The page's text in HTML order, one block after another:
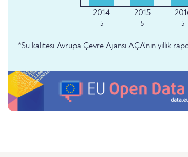
5 5 5
*Su kalitesi Avrupa Çevre Ajansı AÇA'nın yıllık